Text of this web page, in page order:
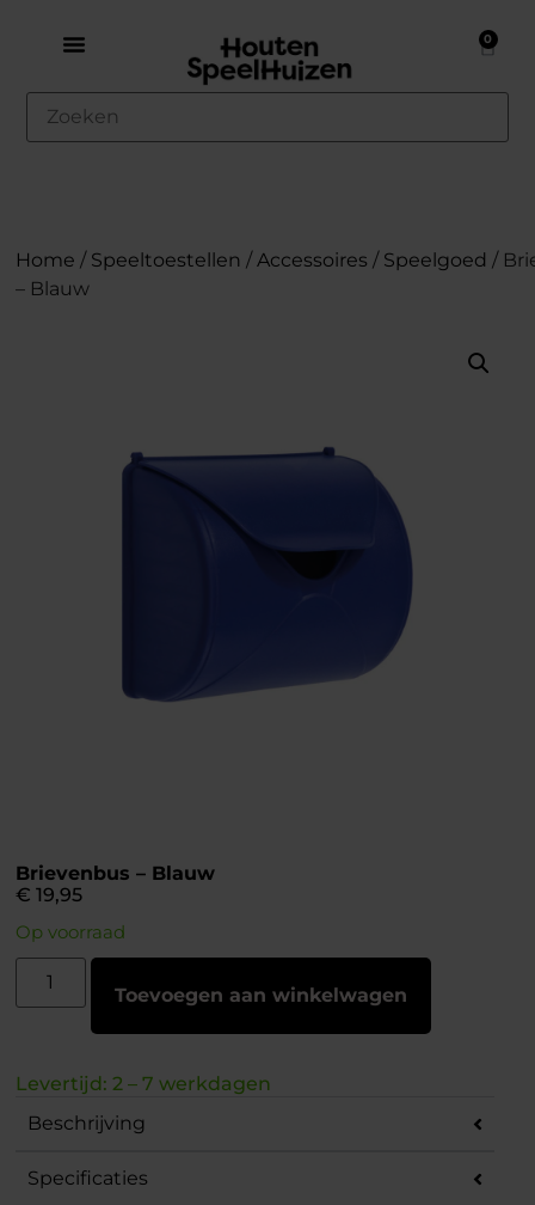
0
Brievenbus – Blauw
€ 19,95
Op voorraad
Toevoegen aan winkelwagen
Levertijd: 2 – 7 werkdagen
Beschrijving
Specificaties
Home / Speeltoestellen /Accessoires / Speelgoed /
– Blauw